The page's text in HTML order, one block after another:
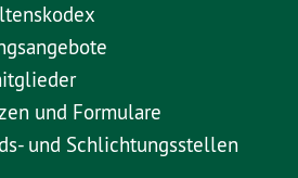
und Formulare
und Schlichtungsstellen